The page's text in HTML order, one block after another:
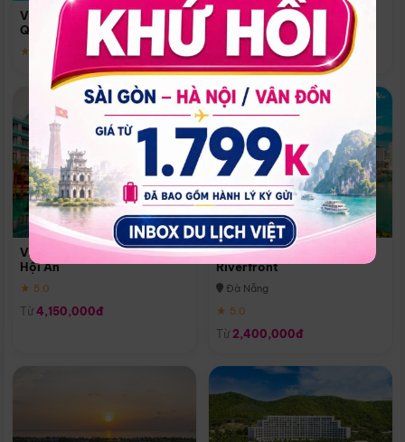
Vinpearl Resort & Spa Phu
Quoc
★ 5.0
Quoc
Phú Quốc
★ 5.0
Vinpearl Resort & Golf Nam
Hội An
★ 5.0
Từ 4,150,000đ
Melia Vinpearl Danang
Riverfront
Đà Nẵng
★ 5.0
Từ 2,400,000đ